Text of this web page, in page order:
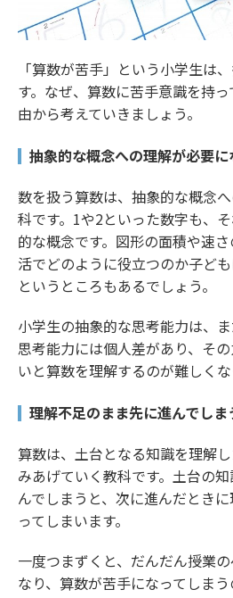
「算数が苦手」という小学生は
す。なぜ、算数に苦手意識を持
由から考えていきましょう。
抽象的な概念への理解が必要に
数を扱う算数は、抽象的な概念
科です。1や2といった数字も、
的な概念です。図形の面積や速
活でどのように役立つのか子ど
というところもあるでしょう。
小学生の抽象的な思考能力は、ま
思考能力には個人差があり、そ
いと算数を理解するのが難しくな
理解不足のまま先に進んでしま
算数は、土台となる知識を理解
みあげていく教科です。土台の
んでしまうと、次に進んだとき
ってしまいます。
一度つまずくと、だんだん授業
なり、算数が苦手になってしまう